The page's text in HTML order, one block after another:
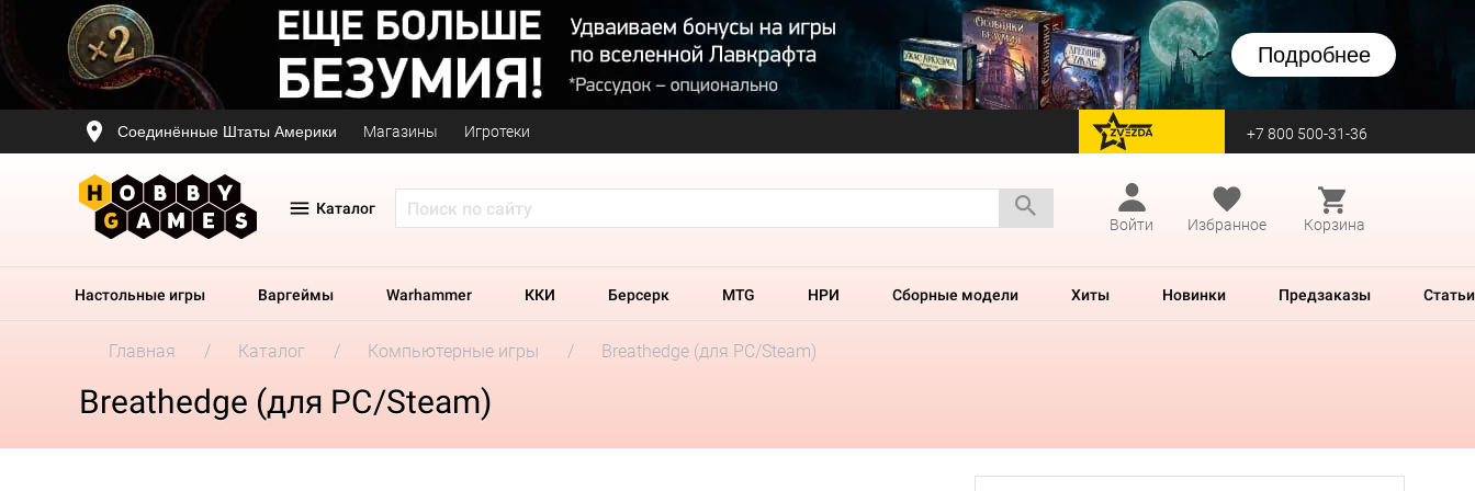
Подробнее
Соединённые Штаты Америки Магазины Игротеки перейти на Zvezda +7 800 500-31-36
Каталог
Войти
Избранное Корзина
Настольные игры Варгеймы Warhammer ККИ Берсерк MTG НРИ Сборные модели Хиты Новинки Предзаказы Статьи
Главная Каталог Компьютерные игры Breathedge (для PC/Steam)
Breathedge (для PC/Steam)